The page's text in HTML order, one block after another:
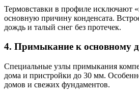
Термовставки в профиле исключают
основную причину конденсата.
дождь и талый снег без протечек.
4. Примыкание к основному
Специальные узлы примыкания
дома и пристройки до 30 мм.
домов и свежих фундаментов.